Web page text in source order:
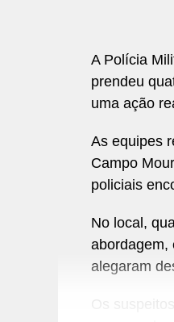
A Polícia
prendeu
uma ação
As equipes
Campo
policiais
No local,
abordagem,
alegaram